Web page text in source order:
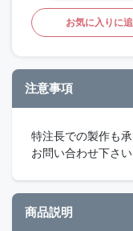
お気に入りに
注意事項
特注長での製作も
お問い合わせ下さい
商品説明